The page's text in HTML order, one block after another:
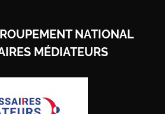
NATIONAL
MÉDIATEURS